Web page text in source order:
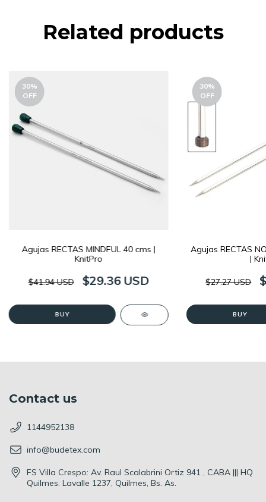
Related products
30%
OFF
Agujas RECTAS MINDFUL 40 cms |
KnitPro
$41.94 USD $29.36 USD
BUY
30%
OFF
Agujas RECTAS
|
$27.27 USD
BUY
Contact us
1144952138
info@budetex.com
FS Villa Crespo: Av. Raul Scalabrini Ortiz 941 , CABA ||| HQ
Quilmes: Lavalle 1237, Quilmes, Bs. As.